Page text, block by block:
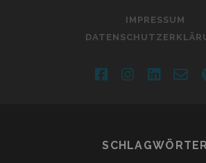
IMPRESSUM
facebookinstagram